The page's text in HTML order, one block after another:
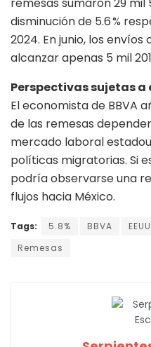
disminución de 5.6 %
2024. En junio, los envíos
alcanzar apenas 5 mil
Perspectivas sujetas a
El economista de BBVA
de las remesas
mercado laboral
políticas migratorias. Si
podría observarse una
flujos hacia México.
Tags: 5.8% BBVA EEUU
Remesas